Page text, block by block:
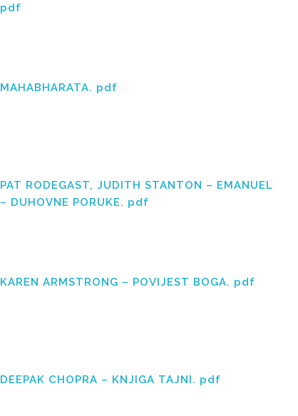
pdf
MAHABHARATA. pdf
PAT RODEGAST, JUDITH STANTON – EMANUEL
– DUHOVNE PORUKE. pdf
KAREN ARMSTRONG – POVIJEST BOGA. pdf
DEEPAK CHOPRA – KNJIGA TAJNI. pdf